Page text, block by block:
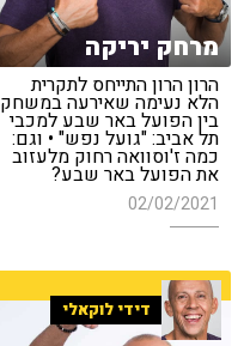
מרחק יריקה
הרון הרון התייחס לתקרית
הלא נעימה שאירעה במשחק
בין הפועל באר שבע למכבי
תל אביב: "גועל נפש" • וגם:
כמה ז'וסוואה רחוק מלעזוב
את הפועל באר שבע?
02/02/2021
דידי לוקאלי